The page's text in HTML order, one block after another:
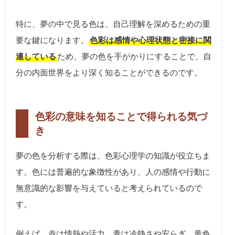
特に、夢の中で見る色は、自己理解を深めるための重
要な鍵になります。
色彩は感情や心理状態と密接に関
連しているため、夢の色を手がかりにすることで、自
分の内面世界をより深く知ることができるのです。
色彩の意味を知ることで得られる気づ
き
夢の色を分析する際は、色彩心理学の知識が役立ちま
す。色には普遍的な象徴性があり、人の感情や行動に
無意識的な影響を与えていると考えられているので
す。